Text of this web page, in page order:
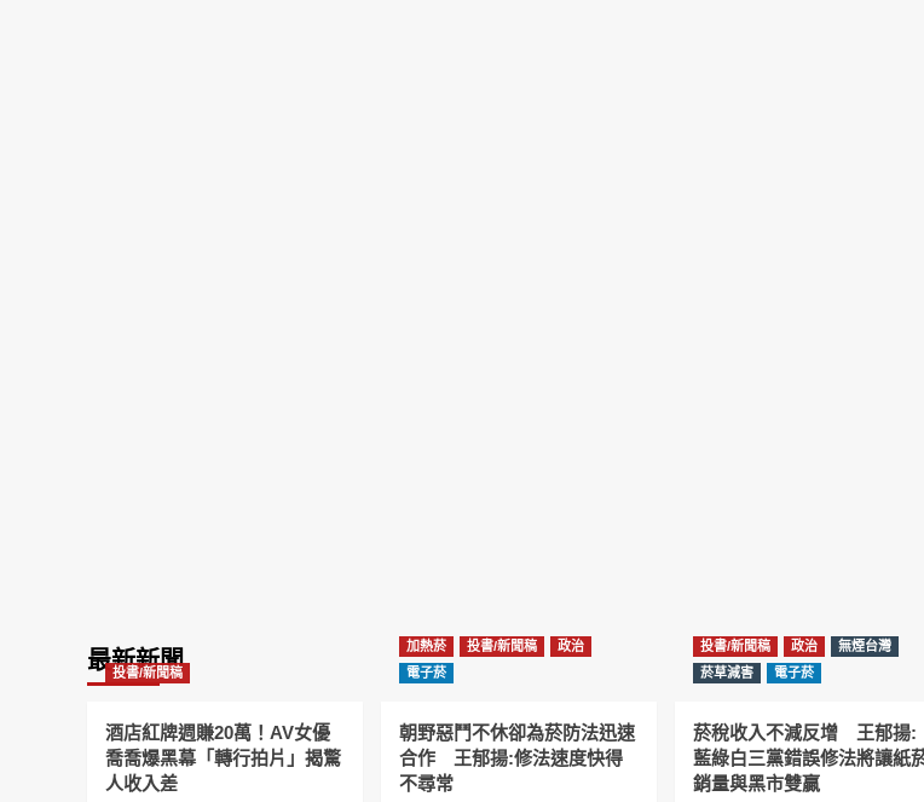
最新新聞
投書/新聞稿
酒店紅牌週賺20萬！AV女優
喬喬爆黑幕「轉行拍片」揭驚
人收入差
加熱菸 投書/新聞稿
政治
電子菸
朝野惡鬥不休卻為菸防法迅速
合作 王郁揚:修法速度快得
不尋常
投書/新聞稿 政治
無煙台灣
菸草減害
電子菸
菸稅收入不減反增 王郁揚:
藍綠白三黨錯誤修法將讓紙
銷量與黑市雙贏